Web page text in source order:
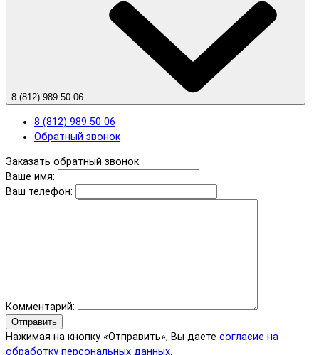
8 (812) 989 50 06
8 (812) 989 50 06
Обратный звонок
Заказать обратный звонок
Ваше имя:
Ваш телефон:
Комментарий:
Отправить
Нажимая на кнопку «Отправить», Вы даете согласие на
обработку персональных данных.